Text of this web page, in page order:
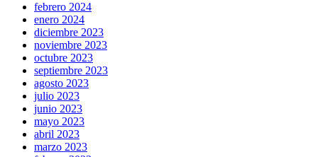
febrero 2024
enero 2024
diciembre 2023
noviembre 2023
octubre 2023
septiembre 2023
agosto 2023
julio 2023
junio 2023
mayo 2023
abril 2023
marzo 2023